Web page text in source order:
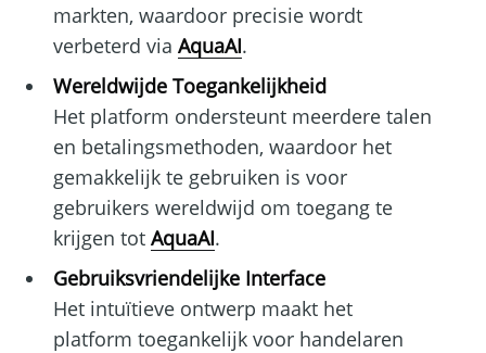
markten, waardoor precisie wordt
verbeterd via AquaAI.
Wereldwijde Toegankelijkheid
Het platform ondersteunt meerdere talen
en betalingsmethoden, waardoor het
gemakkelijk te gebruiken is voor
gebruikers wereldwijd om toegang te
krijgen tot AquaAI.
Gebruiksvriendelijke Interface
Het intuïtieve ontwerp maakt het
platform toegankelijk voor handelaren